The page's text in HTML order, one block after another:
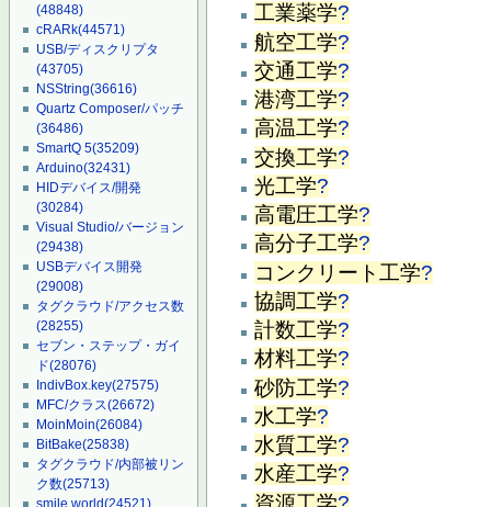
(48848)
cRARk(44571)
USB/ディスクリプタ
(43705)
NSString(36616)
Quartz Composer/パッチ
(36486)
SmartQ 5(35209)
Arduino(32431)
HIDデバイス/開発
(30284)
Visual Studio/バージョン
(29438)
USBデバイス開発
(29008)
タグクラウド/アクセス数
(28255)
セブン・ステップ・ガイ
ド(28076)
IndivBox.key(27575)
MFC/クラス(26672)
MoinMoin(26084)
BitBake(25838)
タグクラウド/内部被リン
ク数(25713)
smile.world(24521)
工業薬学?
航空工学?
交通工学?
港湾工学?
高温工学?
交換工学?
光工学?
高電圧工学?
高分子工学?
コンクリート工学?
協調工学?
計数工学?
材料工学?
砂防工学?
水工学?
水質工学?
水産工学?